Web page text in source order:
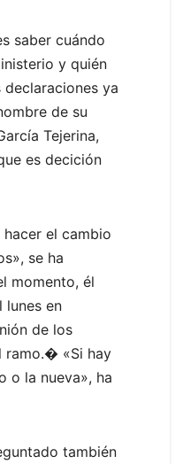
saber cuándo
y quién
declaraciones ya
de su
Tejerina,
es decición
el cambio
se ha
momento, él
lunes en
de los
ramo.� «Si hay
o la nueva», ha
también